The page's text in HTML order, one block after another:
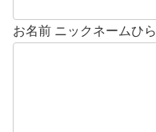
お名前 ニックネームひ